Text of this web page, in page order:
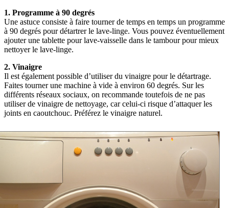
1. Programme à 90 degrés
Une astuce consiste à faire tourner de temps en temps un programme
à 90 degrés pour détartrer le lave-linge. Vous pouvez éventuellement
ajouter une tablette pour lave-vaisselle dans le tambour pour mieux
nettoyer le lave-linge.
2. Vinaigre
Il est également possible d’utiliser du vinaigre pour le détartrage.
Faites tourner une machine à vide à environ 60 degrés. Sur les
différents réseaux sociaux, on recommande toutefois de ne pas
utiliser de vinaigre de nettoyage, car celui-ci risque d’attaquer les
joints en caoutchouc. Préférez le vinaigre naturel.